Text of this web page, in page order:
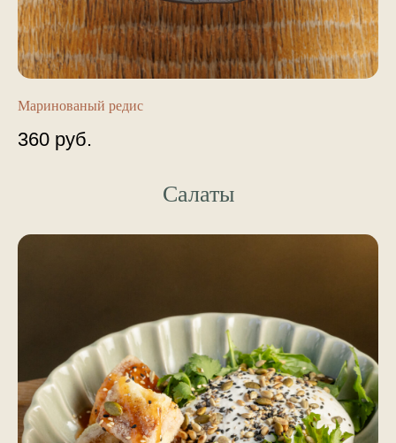
Маринованый редис
360 руб.
Салаты